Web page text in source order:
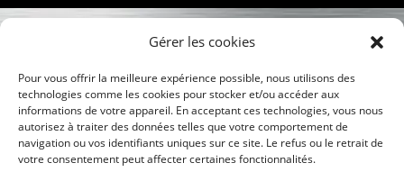
Gérer les cookies
Pour vous offrir la meilleure expérience possible, nous utilisons des
technologies comme les cookies pour stocker et/ou accéder aux
informations de votre appareil. En acceptant ces technologies, vous nous
autorisez à traiter des données telles que votre comportement de
navigation ou vos identifiants uniques sur ce site. Le refus ou le retrait de
votre consentement peut affecter certaines fonctionnalités.
© GREEN FILTER 2026. Tous droits réservés.